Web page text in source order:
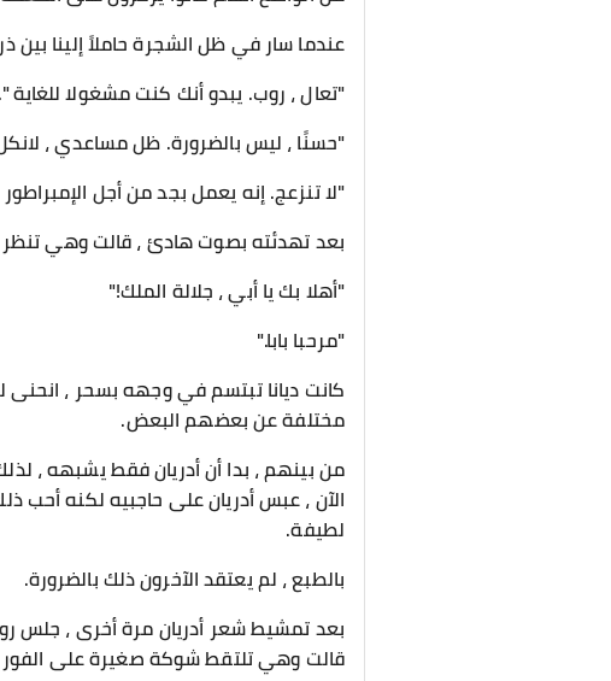
عندما سار في ظل الشجرة حاملاً إلينا بين
"تعال ، روب. يبدو أنك كنت مشغولا للغاية ".
"حسنًا ، ليس بالضرورة. ظل مساعدي ،
"لا تنزعج. إنه يعمل بجد من أجل
بعد تهدئته بصوت هادئ ، قالت وهي تنظر
"أهلا بك يا أبي ، جلالة الملك!"
"مرحبا بابا."
كانت ديانا تبتسم في وجهه بسحر ، انحنى
مختلفة عن بعضهم البعض.
من بينهم ، بدا أن أدريان فقط يشبهه ،
الآن ، عبس أدريان على حاجبيه لكنه أحب
لطيفة.
بالطبع ، لم يعتقد الآخرون ذلك بالضرورة.
بعد تمشيط شعر أدريان مرة أخرى ، جلس
قالت وهي تلتقط شوكة صغيرة على الفور